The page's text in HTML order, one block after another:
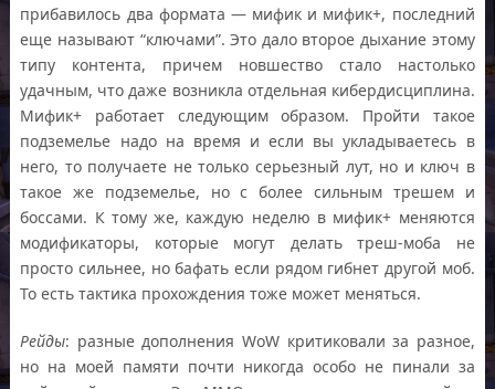
прибавилось два формата — мифик и мифик+, последний
еще называют “ключами”. Это дало второе дыхание этому
типу контента, причем новшество стало настолько
удачным, что даже возникла отдельная кибердисциплина.
Мифик+ работает следующим образом. Пройти такое
подземелье надо на время и если вы укладываетесь в
него, то получаете не только серьезный лут, но и ключ в
такое же подземелье, но с более сильным трешем и
боссами. К тому же, каждую неделю в мифик+ меняются
модификаторы, которые могут делать треш-моба не
просто сильнее, но бафать если рядом гибнет другой моб.
То есть тактика прохождения тоже может меняться.
Рейды: разные дополнения WoW критиковали за разное,
но на моей памяти почти никогда особо не пинали за